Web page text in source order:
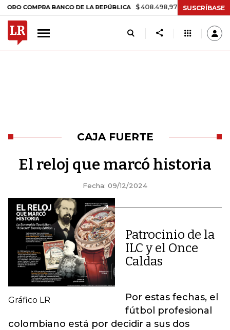
BANCO DE LA REPÚBLICA $ 408.498,97 +$ 8.753,81 +2,19%
SUSCRÍBASE
CAJA FUERTE
El reloj que marcó historia
Fecha: 09/12/2024
Gráfico LR
Patrocinio de la
ILC y el Once
Caldas
Por estas fechas, el
fútbol profesional
colombiano está por decidir a sus dos